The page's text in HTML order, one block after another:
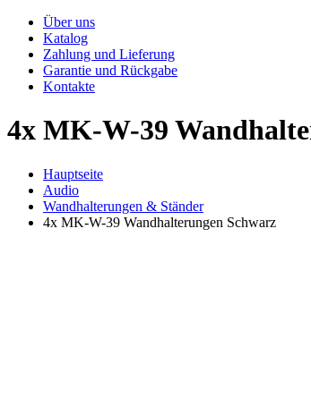
Über uns
Katalog
Zahlung und Lieferung
Garantie und Rückgabe
Kontakte
4x MK-W-39
Hauptseite
Audio
Wandhalterungen & Ständer
4x MK-W-39 Wandhalterungen Schwarz